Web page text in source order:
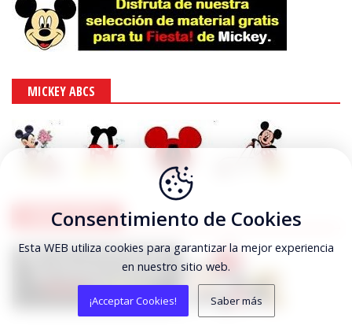
MICKEY ABCS
MINNIE MOUSE
Consentimiento de Cookies
Esta WEB utiliza cookies para garantizar la mejor experiencia
en nuestro sitio web.
¡Acceptar Cookies! Saber más